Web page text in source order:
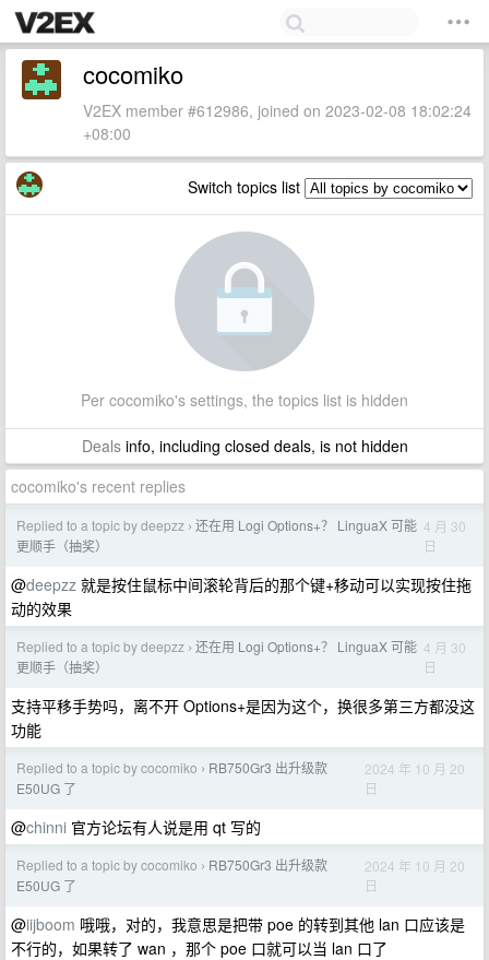
cocomiko
V2EX member #612986, joined on 2023-02-08 18:02:24
+08:00
Switch topics list
Per cocomiko's settings, the topics list is hidden
Dealsinfo, including closed deals, is not hidden
cocomiko's recent replies
Replied to a topic by deepzz › 还在用 Logi Options+？ LinguaX 可能
更顺手（抽奖）
4 月 30
日
@deepzz 就是按住鼠标中间滚轮背后的那个键+移动可以实现按住拖
动的效果
Replied to a topic by deepzz › 还在用 Logi Options+？ LinguaX 可能
更顺手（抽奖）
4 月 30
日
支持平移手势吗，离不开 Options+是因为这个，换很多第三方都没这
功能
Replied to a topic by cocomiko › RB750Gr3 出升级款
E50UG 了
2024 年 10 月 20
日
@chinni 官方论坛有人说是用 qt 写的
Replied to a topic by cocomiko › RB750Gr3 出升级款
E50UG 了
2024 年 10 月 20
日
@iijboom 哦哦，对的，我意思是把带 poe 的转到其他 lan 口应该是
不行的，如果转了 wan ，那个 poe 口就可以当 lan 口了